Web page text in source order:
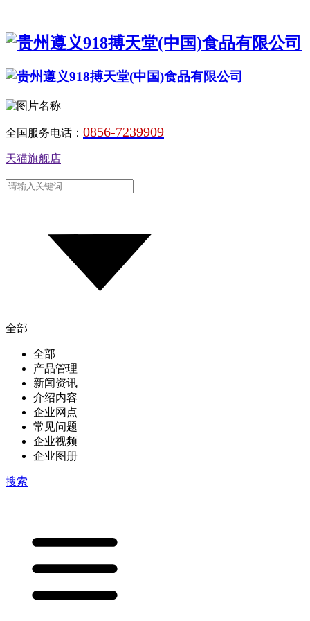
全国服务电话： 0856-7239909
天猫旗舰店
全部
全部
产品管理
新闻资讯
介绍内容
企业网点
常见问题
企业视频
企业图册
搜索